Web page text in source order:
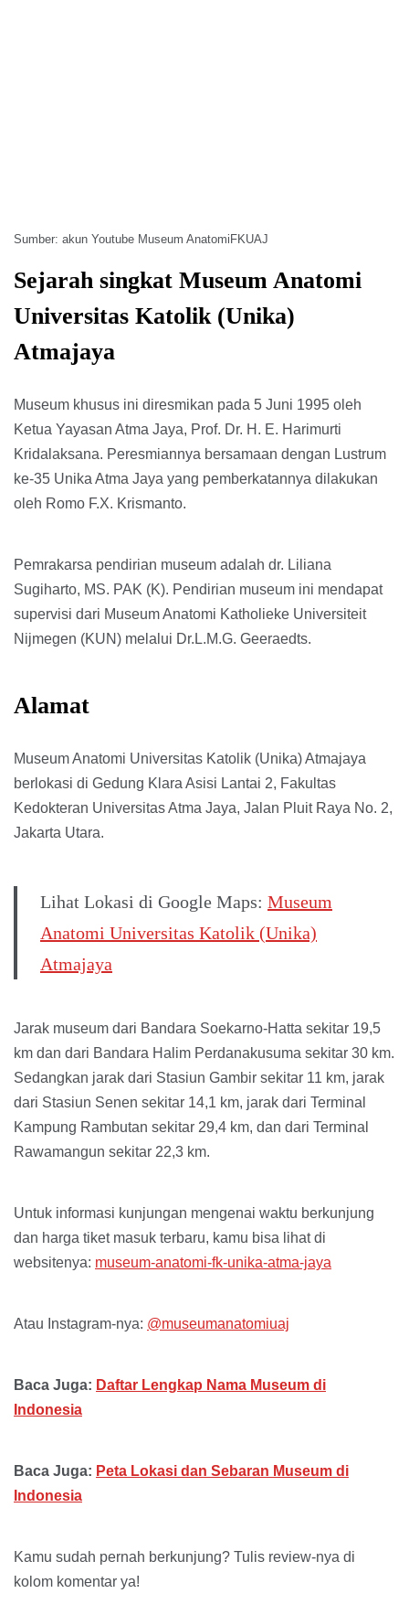
Sumber: akun Youtube Museum AnatomiFKUAJ
Sejarah singkat Museum Anatomi
Universitas Katolik (Unika)
Atmajaya
Museum khusus ini diresmikan pada 5 Juni 1995 oleh
Ketua Yayasan Atma Jaya, Prof. Dr. H. E. Harimurti
Kridalaksana. Peresmiannya bersamaan dengan Lustrum
ke-35 Unika Atma Jaya yang pemberkatannya dilakukan
oleh Romo F.X. Krismanto.
Pemrakarsa pendirian museum adalah dr. Liliana
Sugiharto, MS. PAK (K). Pendirian museum ini mendapat
supervisi dari Museum Anatomi Katholieke Universiteit
Nijmegen (KUN) melalui Dr.L.M.G. Geeraedts.
Alamat
Museum Anatomi Universitas Katolik (Unika) Atmajaya
berlokasi di Gedung Klara Asisi Lantai 2, Fakultas
Kedokteran Universitas Atma Jaya, Jalan Pluit Raya No. 2,
Jakarta Utara.
Lihat Lokasi di Google Maps: Museum
Anatomi Universitas Katolik (Unika)
Atmajaya
Jarak museum dari Bandara Soekarno-Hatta sekitar 19,5
km dan dari Bandara Halim Perdanakusuma sekitar 30 km.
Sedangkan jarak dari Stasiun Gambir sekitar 11 km, jarak
dari Stasiun Senen sekitar 14,1 km, jarak dari Terminal
Kampung Rambutan sekitar 29,4 km, dan dari Terminal
Rawamangun sekitar 22,3 km.
Untuk informasi kunjungan mengenai waktu berkunjung
dan harga tiket masuk terbaru, kamu bisa lihat di
websitenya: museum-anatomi-fk-unika-atma-jaya
Atau Instagram-nya: @museumanatomiuaj
Baca Juga: Daftar Lengkap Nama Museum di
Indonesia
Baca Juga: Peta Lokasi dan Sebaran Museum di
Indonesia
Kamu sudah pernah berkunjung? Tulis review-nya di
kolom komentar ya!